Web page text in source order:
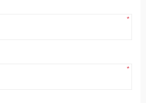
*
*